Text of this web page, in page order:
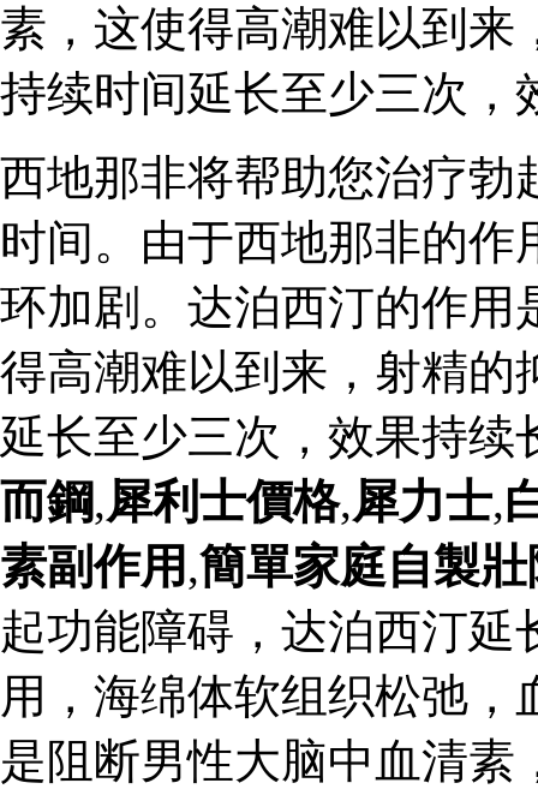
素，这使得高潮难以到来
持续时间延长至少三次，
西地那非将帮助您治疗勃
时间。由于西地那非的
环加剧。达泊西汀的作用
得高潮难以到来，射精的
延长至少三次，效果持续
而鋼,犀利士價格,犀力士,
素副作用 ,簡單家庭自製
起功能障碍，达泊西汀
用，海绵体软组织松弛
是阻断男性大脑中血清